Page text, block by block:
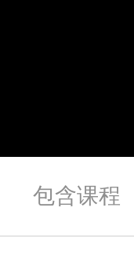
包含课程